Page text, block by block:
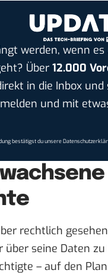
werden, wenn es
Über 12.000
in die Inbox
und mit
bestätigst du unsere
rechtlich
seine Daten
– auf den